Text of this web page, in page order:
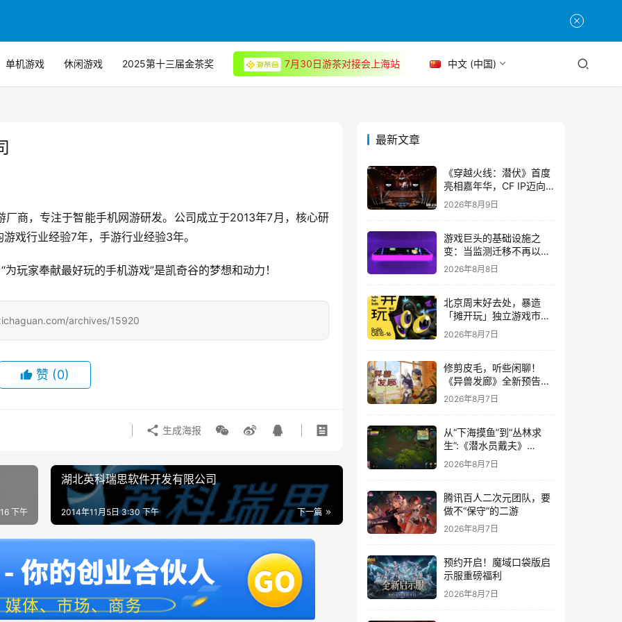
单机游戏 休闲游戏 2025第十三届金茶奖 7月30日游茶对接会上海站 中文 (中国)
商，专注于智能手机网游研发。公司成立于2013年7月，核心研
戏行业经验7年，手游行业经验3年。
玩家奉献最好玩的手机游戏”是凯奇谷的梦想和动力！
archives/15920
赞 (0)
生成海报
下午
湖北英科瑞思软件开发有限公司
下一篇
2014年11月5日 3:30 下午
最新文章
《穿越火线：潜伏》首度
亮相嘉年华，CF IP迈向
3A叙事新高度
2026年8月9日
游戏巨头的基础设施之
变：当监测迁移不再以中
断为代价
2026年8月8日
北京周末好去处，暴造
「摊开玩」独立游戏市集
正式开票！
2026年8月7日
修剪皮毛，听些闲聊！
《异兽发廊》全新预告与
Steam免费试玩公开
2026年8月7日
从“下海摸鱼”到“丛林求
生”:《潜水员戴夫》
DLC《丛林》移动端定档
8月14日
2026年8月7日
腾讯百人二次元团队，要
做不“保守”的二游
2026年8月7日
预约开启！魔域口袋版启
示服重磅福利
2026年8月7日